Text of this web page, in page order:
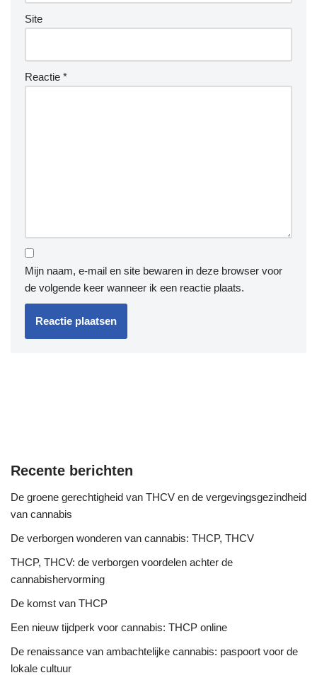
Site
Reactie *
Mijn naam, e-mail en site bewaren in deze browser voor
de volgende keer wanneer ik een reactie plaats.
Recente berichten
De groene gerechtigheid van THCV en de vergevingsgezindheid
van cannabis
De verborgen wonderen van cannabis: THCP, THCV
THCP, THCV: de verborgen voordelen achter de
cannabishervorming
De komst van THCP
Een nieuw tijdperk voor cannabis: THCP online
De renaissance van ambachtelijke cannabis: paspoort voor de
lokale cultuur